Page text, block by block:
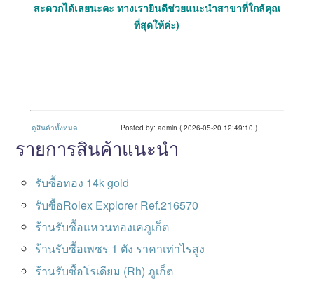
สะดวกได้เลยนะคะ ทางเรายินดีช่วยแนะนำสาขาที่ใกล้คุณ
ที่สุดให้ค่ะ)
ดูสินค้าทั้งหมด Posted by: admin ( 2026-05-20 12:49:10 )
รายการสินค้าแนะนำ
รับซื้อทอง 14k gold
รับซื้อRolex Explorer Ref.216570
ร้านรับซื้อแหวนทองเคภูเก็ต
ร้านรับซื้อเพชร 1 ตัง ราคาเท่าไรสูง
ร้านรับซื้อโรเดียม (Rh) ภูเก็ต